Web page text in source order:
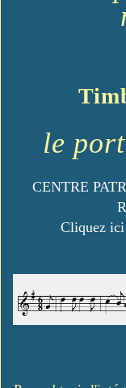
le
CENTRE
Cliquez